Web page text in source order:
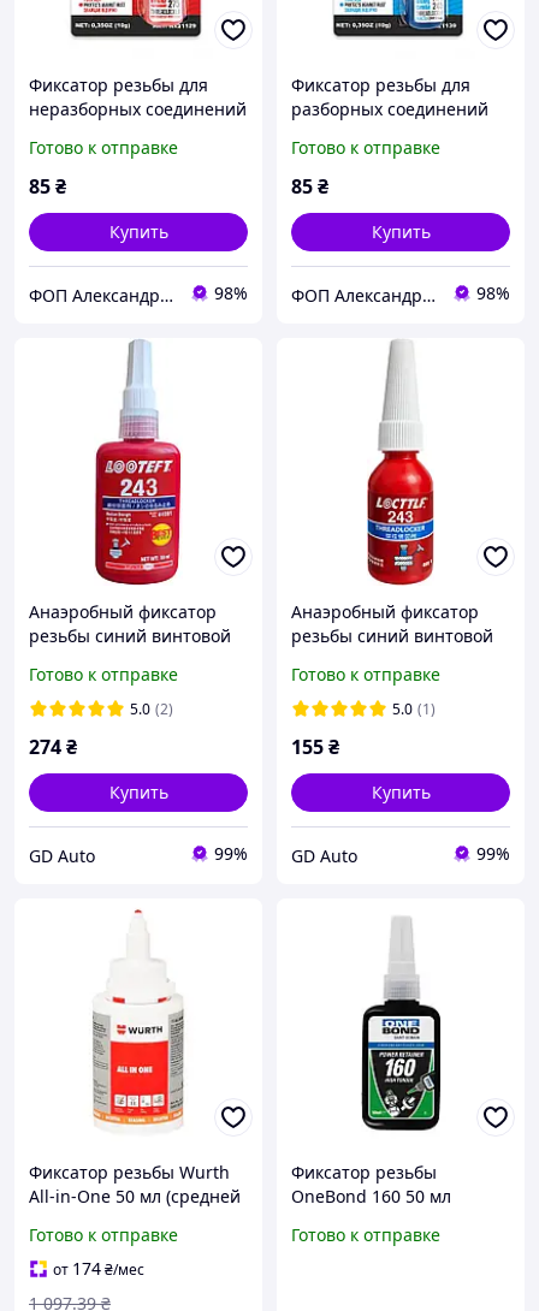
Фиксатор резьбы для
неразборных соединений
Готово к отправке
85₴
Купить
ФОП Александрова Ірина Анатоліївна 98%
Фиксатор резьбы для
разборных соединений
Готово к отправке
85₴
Купить
ФОП Александрова Ірина Анатоліївна 98%
Анаэробный фиксатор
резьбы синий винтовой
Готово к отправке
5.0 (2)
274₴
Купить
GD Auto 99%
Анаэробный фиксатор
резьбы синий винтовой
Готово к отправке
5.0 (1)
155₴
Купить
GD Auto 99%
Фиксатор резьбы Wurth
All-in-One 50 мл (средней
Готово к отправке
от 174₴/мес
1 097.39 ₴
Фиксатор резьбы
OneBond 160 50 мл
Готово к отправке